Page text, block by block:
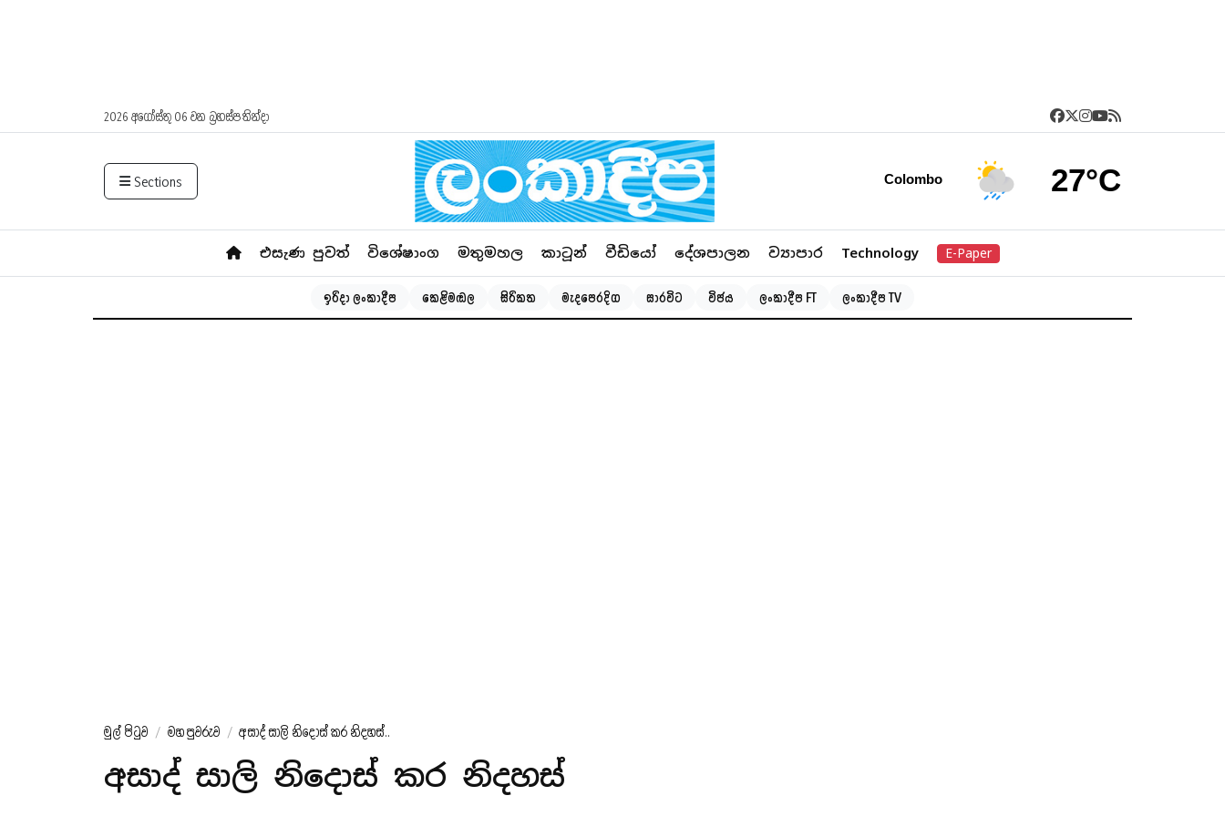
2026 අගෝස්තු 06 වන බ්‍රහස්පතින්දා
Sections Colombo 27°C
එසැණ පුවත් විශේෂාංග මතුමහල කාටූන් වීඩියෝ දේශපාලන ව්‍යාපාර Technology E-Paper
ඉරිදා ලංකාදීප කෙළිමඬල සිරිකත මැදපෙරදිග සාරවිට විජය ලංකාදීප FT ලංකාදීප TV
මුල් පිටුව / මහ පුවරුව / අසාද් සාලි නිදොස් කර නිදහස්..
අසාද් සාලි නිදොස් කර නිදහස්